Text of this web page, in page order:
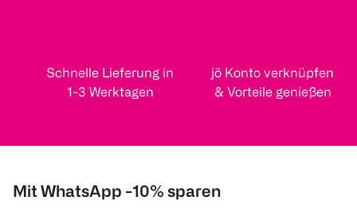
Schnelle Lieferung in
1-3 Werktagen
jö Konto verknüpfen
& Vorteile genießen
Mit WhatsApp -10% sparen